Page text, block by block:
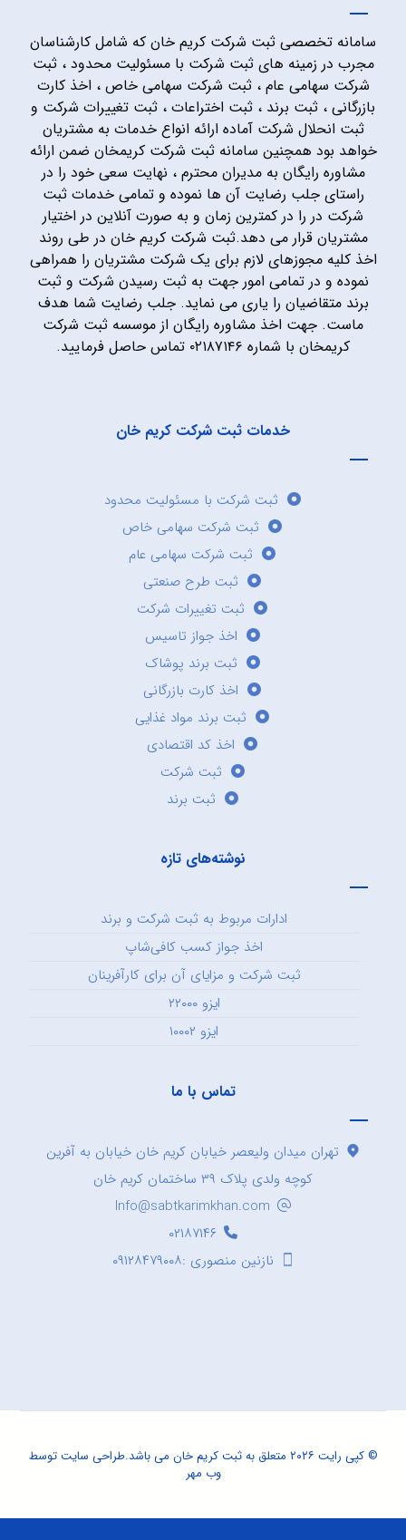
سامانه تخصصی ثبت شرکت کریم خان که شامل کارشناسان
مجرب در زمینه های ثبت شرکت با مسئولیت محدود ، ثبت
شرکت سهامی عام ، ثبت شرکت سهامی خاص ، اخذ کارت
بازرگانی ، ثبت برند ، ثبت اختراعات ، ثبت تغییرات شرکت و
ثبت انحلال شرکت آماده ارائه انواع خدمات به مشتریان
خواهد بود همچنین سامانه ثبت شرکت کریمخان ضمن ارائه
مشاوره رایگان به مدیران محترم ، نهایت سعی خود را در
راستای جلب رضایت آن ها نموده و تمامی خدمات ثبت
شرکت در را در کمترین زمان و به صورت آنلاین در اختیار
مشتریان قرار می دهد.ثبت شرکت کریم خان در طی روند
اخذ کلیه مجوزهای لازم برای یک شرکت مشتریان را همراهی
نموده و در تمامی امور جهت به ثبت رسیدن شرکت و ثبت
برند متقاضیان را یاری می نماید. جلب رضایت شما هدف
ماست. جهت اخذ مشاوره رایگان از موسسه ثبت شرکت
کریمخان با شماره ۰۲۱۸۷۱۴۶ تماس حاصل فرمایید.
خدمات ثبت شرکت کریم خان
ثبت شرکت با مسئولیت محدود
ثبت شرکت سهامی خاص
ثبت شرکت سهامی عام
ثبت طرح صنعتی
ثبت تغییرات شرکت
اخذ جواز تاسیس
ثبت برند پوشاک
اخذ کارت بازرگانی
ثبت برند مواد غذایی
اخذ کد اقتصادی
ثبت شرکت
ثبت برند
نوشته‌های تازه
ادارات مربوط به ثبت شرکت و برند
اخذ جواز کسب کافی‌شاپ
ثبت شرکت و مزایای آن برای کارآفرینان
ایزو ۲۲۰۰۰
ایزو ۱۰۰۰۲
تماس با ما
تهران میدان ولیعصر خیابان کریم خان خیابان به آفرین
کوچه ولدی پلاک ۳۹ ساختمان کریم خان
Info@sabtkarimkhan.com
۰۲۱۸۷۱۴۶
نازنین منصوری :۰۹۱۲۸۴۷۹۰۰۸
© کپی رایت ۲۰۲۶ متعلق به ثبت کریم خان می باشد. طراحی سایتتوسط
وب مهر